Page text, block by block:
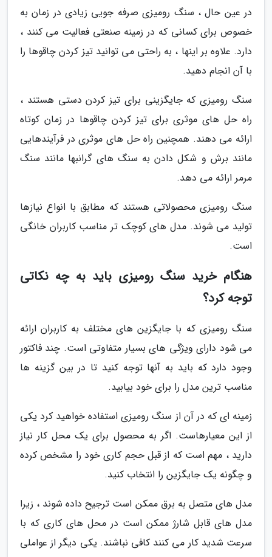
در عین حال ، سنگ رومیزی صرفه جویی زیادی در زمان به
خصوص برای کسانی که در زمینه صنعتی فعالیت می کنند ،
دارد. علاوه بر اینها ، به راحتی می توانید تیز کردن چاقوها را
با آن انجام دهید.
سنگ رومیزی که جایگزینی برای تیز کردن دستی هستند ،
راه حل های موثری برای تیز کردن چاقوها در زمان کوتاه
ارائه می دهند. همچنین راه حل های موثری در فرآیندهایی
مانند برش و شکل دادن به سنگ های گرانبها مانند سنگ
مرمر ارائه می دهد.
سنگ رومیزی محصولاتی هستند که مطابق با انواع نیازها
تولید می شوند. مدل های کوچک تر مناسب کاربران خانگی
است.
هنگام خرید سنگ رومیزی باید به چه نکاتی
توجه کرد؟
سنگ رومیزی که با جایگزین های مختلف به کاربران ارائه
می شود دارای ویژگی های بسیار متفاوتی است. چند فاکتور
وجود دارد که باید به آنها توجه کنید تا در بین گزینه ها
مناسب ترین مدل را برای خود بیابید.
زمینه ای که در آن از سنگ رومیزی استفاده خواهید کرد یکی
از این معیارهاست. اگر به محصول برای یک محل کار نیاز
دارید ، مهم است که از قبل حجم کاری خود را مشخص کرده
و چگونه یک جایگزین را انتخاب کنید.
مدل های متصل به برق ممکن است ترجیح داده شوند ، زیرا
مدل های قابل شارژ ممکن است در محل های کاری که با
سرعت شدید کار می کنند کافی نباشند. یکی دیگر از عواملی